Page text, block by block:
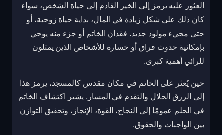
العثور عليه يرمز إلى الخير القادم إلى حياة الشخص، سواء
كان ذلك على شكل زيادة في المال، بداية حياة زوجية، أو
حتى مجيء مولود جديد. فقدان الخاتم أو جزء منه يوحي
بإمكانية حدوث فراق أو خسارة للأشخاص الذين يمثلون
للرائي أهمية كبرى.
حين يُعثر على الخاتم في مكان مقدس كالمسجد، يرمز هذا
إلى الرزق الحلال والتقدم في المسار. يشير اكتشاف الخاتم
في الحلم عمومًا إلى النجاح، القوة، الإنجاز، وتحقيق التوازن
بين الواجبات والحقوق.